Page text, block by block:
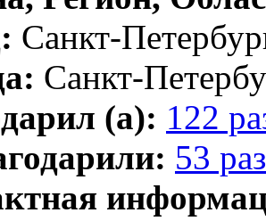
Санкт-
Санкт-
(а): 122
53